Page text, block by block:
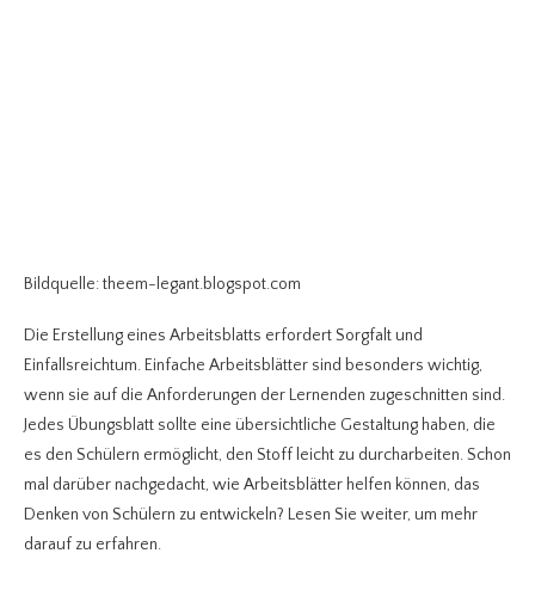
Bildquelle: theem-legant.blogspot.com
Die Erstellung eines Arbeitsblatts erfordert Sorgfalt und
Einfallsreichtum. Einfache Arbeitsblätter sind besonders wichtig,
wenn sie auf die Anforderungen der Lernenden zugeschnitten sind.
Jedes Übungsblatt sollte eine übersichtliche Gestaltung haben, die
es den Schülern ermöglicht, den Stoff leicht zu durcharbeiten. Schon
mal darüber nachgedacht, wie Arbeitsblätter helfen können, das
Denken von Schülern zu entwickeln? Lesen Sie weiter, um mehr
darauf zu erfahren.